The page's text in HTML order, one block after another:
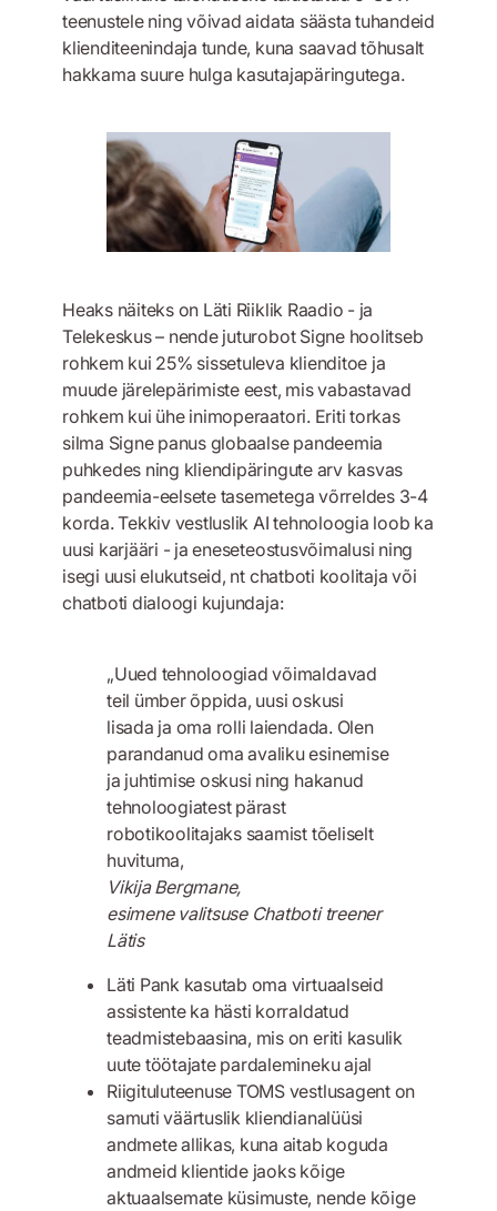
teenustele ning võivad aidata säästa tuhandeid
klienditeenindaja tunde, kuna saavad tõhusalt
hakkama suure hulga kasutajapäringutega.
Heaks näiteks on Läti Riiklik Raadio - ja
Telekeskus – nende juturobot Signe hoolitseb
rohkem kui 25% sissetuleva klienditoe ja
muude järelepärimiste eest, mis vabastavad
rohkem kui ühe inimoperaatori. Eriti torkas
silma Signe panus globaalse pandeemia
puhkedes ning kliendipäringute arv kasvas
pandeemia-eelsete tasemetega võrreldes 3-4
korda. Tekkiv vestluslik AI tehnoloogia loob ka
uusi karjääri - ja eneseteostusvõimalusi ning
isegi uusi elukutseid, nt chatboti koolitaja või
chatboti dialoogi kujundaja:
„Uued tehnoloogiad võimaldavad
teil ümber õppida, uusi oskusi
lisada ja oma rolli laiendada. Olen
parandanud oma avaliku esinemise
ja juhtimise oskusi ning hakanud
tehnoloogiatest pärast
robotikoolitajaks saamist tõeliselt
huvituma,
Vikija Bergmane,
esimene valitsuse Chatboti treener
Lätis
Läti Pank kasutab oma virtuaalseid
assistente ka hästi korraldatud
teadmistebaasina, mis on eriti kasulik
uute töötajate pardalemineku ajal
Riigituluteenuse TOMS vestlusagent on
samuti väärtuslik kliendianalüüsi
andmete allikas, kuna aitab koguda
andmeid klientide jaoks kõige
aktuaalsemate küsimuste, nende kõige